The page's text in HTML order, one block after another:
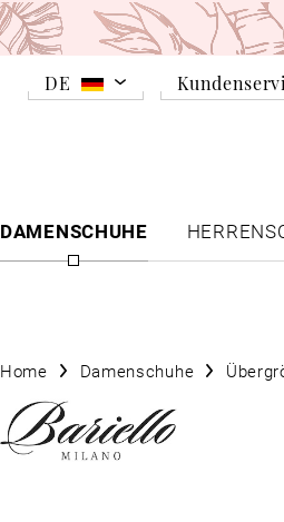
DE
DAMENSCHUHE
Home Damenschuhe